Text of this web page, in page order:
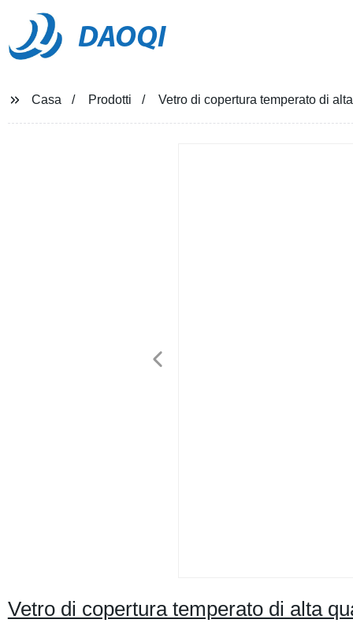
DAOQI
Casa Prodotti Vetro di copertura temperato di
Vetro di copertura temperato di alta